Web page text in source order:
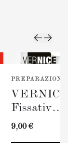
PREPARAZIONE
Fissativo
(300ml)
9,00 €